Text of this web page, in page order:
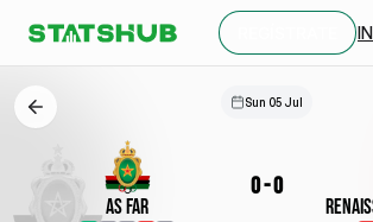
Sun 05 Jul
AS FAR
0-0